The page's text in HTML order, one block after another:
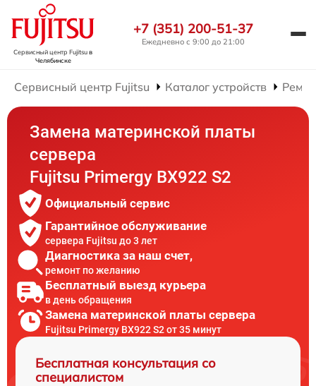
Сервисный центр Fujitsuв
Челябинске
+7 (351) 200-51-37
Ежедневно с 9:00 до 21:00
Сервисный центр Fujitsu Каталог устройств
Замена материнской платы
сервера
Fujitsu Primergy BX922 S2
Официальный сервис
Гарантийное обслуживание
сервера Fujitsu до 3 лет
Диагностика за наш счет,
ремонт по желанию
Бесплатный выезд курьера
в день обращения
Замена материнской платы сервера
Fujitsu Primergy BX922 S2 от 35 минут
Бесплатная консультация со
специалистом